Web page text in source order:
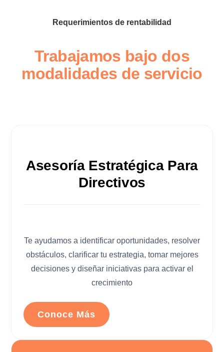
Requerimientos de rentabilidad
Trabajamos bajo dos
modalidades de servicio
Asesoría Estratégica Para
Directivos
Te ayudamos a identificar oportunidades, resolver
obstáculos, clarificar tu estrategia, tomar mejores
decisiones y diseñar iniciativas para activar el
crecimiento
Conoce Más